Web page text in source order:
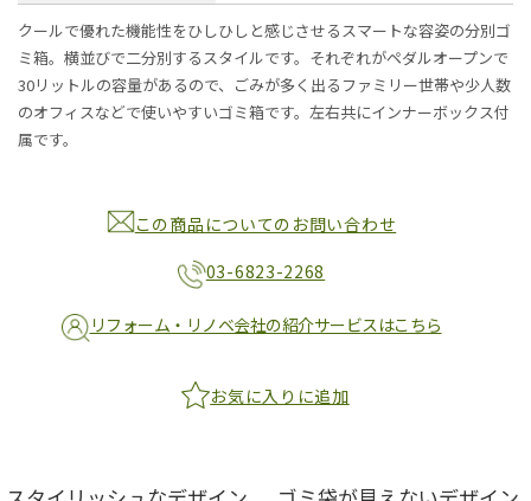
クールで優れた機能性をひしひしと感じさせるスマートな容姿の分別ゴ
ミ箱。横並びで二分別するスタイルです。それぞれがペダルオープンで
30リットルの容量があるので、ごみが多く出るファミリー世帯や少人数
のオフィスなどで使いやすいゴミ箱です。左右共にインナーボックス付
属です。
この商品についてのお問い合わせ
03-6823-2268
リフォーム・リノベ会社の紹介サービスはこちら
お気に入りに追加